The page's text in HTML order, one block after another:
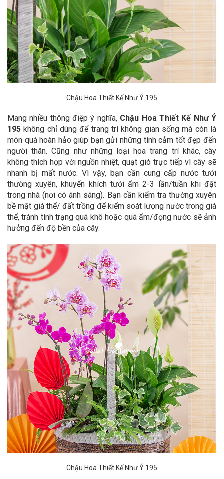
Chậu Hoa Thiết Kế Như Ý 195
Mang nhiều thông điệp ý nghĩa,Chậu Hoa Thiết Kế Như Ý
195 không chỉ dùng để trang trí không gian sống mà còn là
món quà hoàn hảo giúp bạn gửi những tình cảm tốt đẹp đến
người thân.Cũng như những loại hoa trang trí khác, cây
không thích hợp với nguồn nhiệt, quạt gió trực tiếp vì cây sẽ
nhanh bị mất nước. Vì vậy, bạn cần cung cấp nước tưới
thường xuyên, khuyến khích tưới ẩm 2-3 lần/tuần khi đặt
trong nhà (nơi có ánh sáng). Bạn cần kiểm tra thường xuyên
bề mặt giá thể/ đất trồng để kiểm soát lượng nước trong giá
thể, tránh tình trạng quá khô hoặc quá ẩm/đọng nước sẽ ảnh
hưởng đến độ bền của cây.
Chậu Hoa Thiết Kế Như Ý 195